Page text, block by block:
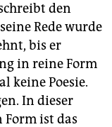
den
Rede wurde
bis er
in reine Form
keine Poesie.
In dieser
ist das